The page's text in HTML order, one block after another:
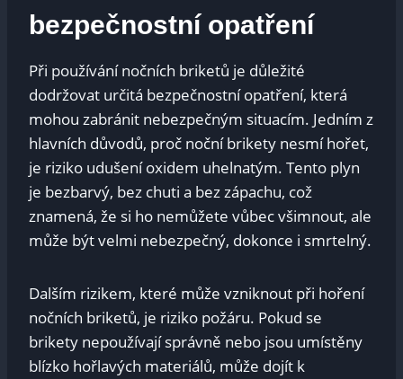
bezpečnostní opatření
Při používání nočních briketů je důležité
dodržovat určitá bezpečnostní opatření, která
mohou zabránit nebezpečným situacím. Jedním z
hlavních důvodů, proč noční brikety nesmí hořet,
je riziko udušení oxidem uhelnatým. Tento plyn
je bezbarvý, bez chuti a bez zápachu, což
znamená, že si ho nemůžete vůbec všimnout, ale
může být velmi nebezpečný, dokonce i smrtelný.
Dalším rizikem, které může vzniknout při hoření
nočních briketů, je riziko požáru. Pokud se
brikety nepoužívají správně nebo jsou umístěny
blízko hořlavých materiálů, může dojít k